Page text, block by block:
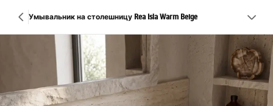
Умывальник на столешницу Rea Isla Warm Beige